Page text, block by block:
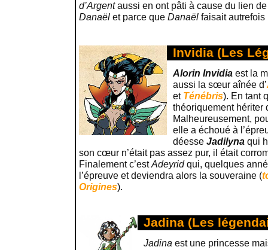
d’Argentaussi en ont pâti à cause du lien
Danaël et parce que Danaël faisait autrefois
Invidia (Les
Alorin Invidia est la
aussi la sœur aînée d’
et Ténébris). En tant
théoriquement hériter
Malheureusement,
elle a échoué à
déesse Jadilyna qui
son cœur n’était pas assez pur, il était
Finalement c’estAdeyridqui, quelques
l’épreuve et deviendra alors la souveraine (
Origines).
Jadina (Les
Jadina est une princesse